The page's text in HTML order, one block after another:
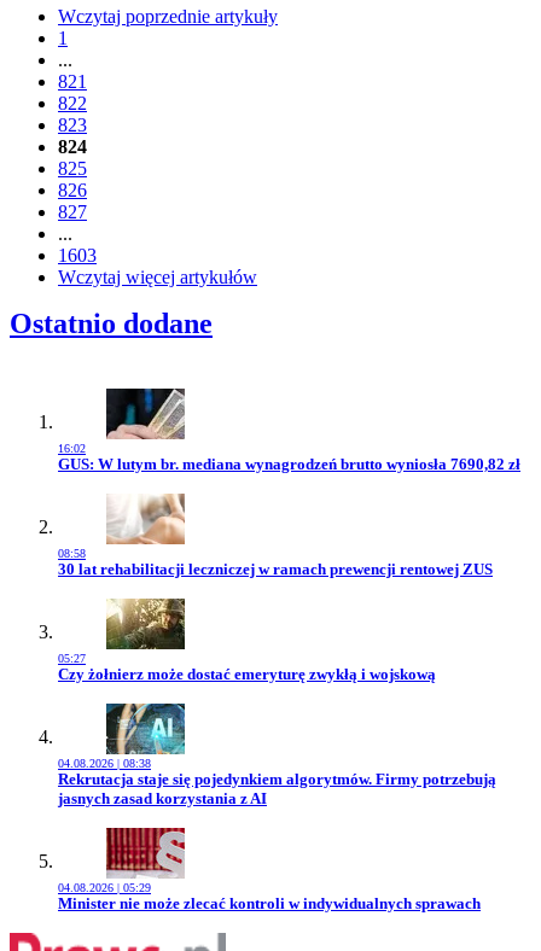
Wczytaj poprzednie artykuły
1
...
821
822
823
824
825
826
827
...
1603
Wczytaj więcej artykułów
Ostatnio dodane
16:02
Przejdź do artykułu:
GUS: W lutym br. mediana wynagrodzeń brutto wyniosła 7690,82 zł
08:58
Przejdź do artykułu:
30 lat rehabilitacji leczniczej w ramach prewencji rentowej ZUS
05:27
Przejdź do artykułu:
Czy żołnierz może dostać emeryturę zwykłą i wojskową
04.08.2026 | 08:38
Przejdź do artykułu:
Rekrutacja staje się pojedynkiem algorytmów. Firmy potrzebują
jasnych zasad korzystania z AI
04.08.2026 | 05:29
Przejdź do artykułu:
Minister nie może zlecać kontroli w indywidualnych sprawach